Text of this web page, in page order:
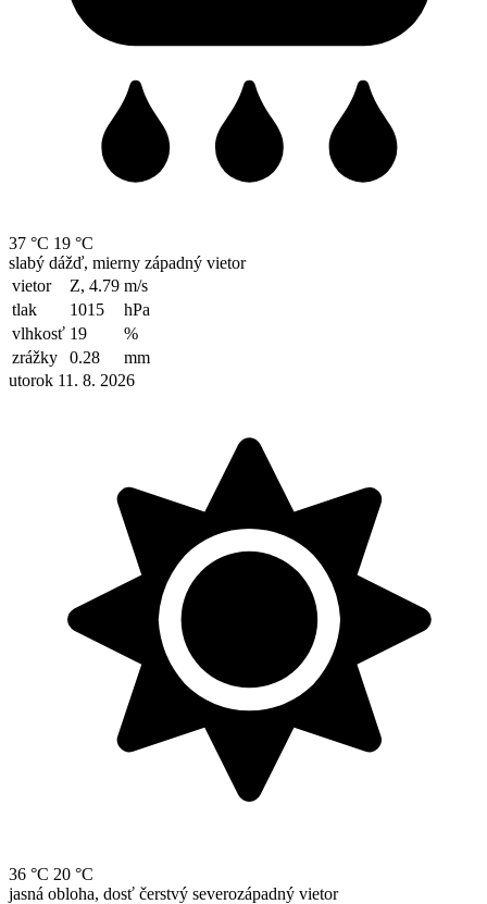
37 °C 19 °C
slabý dážď, mierny západný vietor
vietor
Z, 4.79 m/s
tlak
1015
hPa
vlhkosť 19
%
zrážky
0.28
mm
utorok 11. 8. 2026
36 °C 20 °C
jasná obloha, dosť čerstvý severozápadný vietor